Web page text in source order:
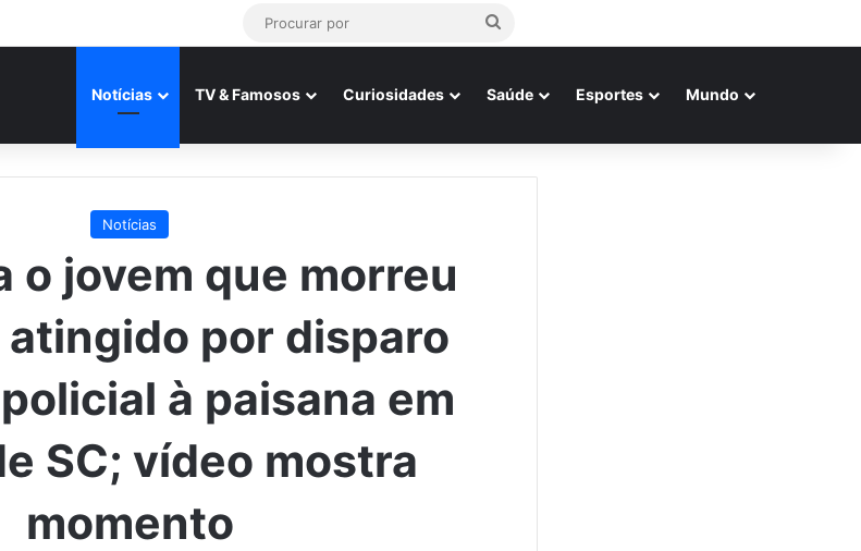
Procurar
Notícias TV & Famosos Curiosidades Saúde Esportes Mundo
Notícias
o jovem que morreu
por disparo
à paisana em
SC; vídeo mostra
momento